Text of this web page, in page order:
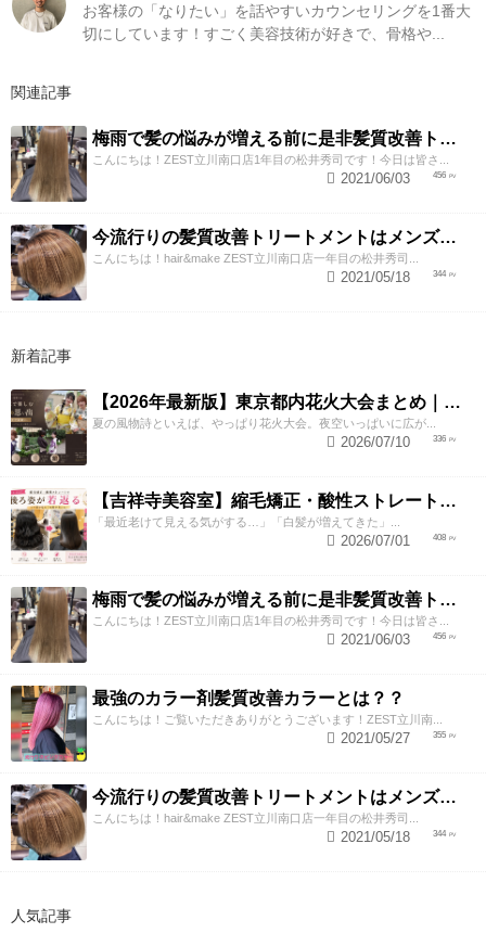
お客様の「なりたい」を話やすいカウンセリングを1番大
切にしています！すごく美容技術が好きで、骨格や...
関連記事
梅雨で髪の悩みが増える前に是非髪質改善トリートメントしてみませんか！
こんにちは！ZEST立川南口店1年目の松井秀司です！今日は皆さ...
456
2021/06/03
今流行りの髪質改善トリートメントはメンズもできる！？
こんにちは！hair&make ZEST立川南口店一年目の松井秀司...
344
2021/05/18
新着記事
【2026年最新版】東京都内花火大会まとめ｜浴衣着付け・ヘアセットならZESTへ
夏の風物詩といえば、やっぱり花火大会。夜空いっぱいに広が...
336
2026/07/10
【吉祥寺美容室】縮毛矯正・酸性ストレートで若返り！後ろ姿が変わると見た目年齢も変わる？
「最近老けて見える気がする…」「白髪が増えてきた」...
408
2026/07/01
梅雨で髪の悩みが増える前に是非髪質改善トリートメントしてみませんか！
こんにちは！ZEST立川南口店1年目の松井秀司です！今日は皆さ...
456
2021/06/03
最強のカラー剤髪質改善カラーとは？？
こんにちは！ご覧いただきありがとうございます！ZEST立川南...
355
2021/05/27
今流行りの髪質改善トリートメントはメンズもできる！？
こんにちは！hair&make ZEST立川南口店一年目の松井秀司...
344
2021/05/18
人気記事